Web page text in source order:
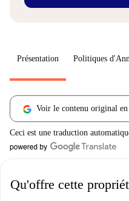
Présentation Politiques
Voir le contenu original en
Ceci est une traduction
Qu'offre cette